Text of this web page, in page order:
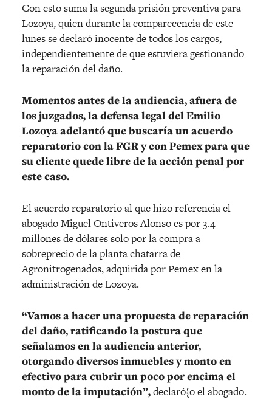
Con esto suma la segunda prisión preventiva para
Lozoya, quien durante la comparecencia de este
lunes se declaró inocente de todos los cargos,
independientemente de que estuviera gestionando
la reparación del daño.
Momentos antes de la audiencia, afuera de
los juzgados, la defensa legal del Emilio
Lozoya adelantó que buscaría un acuerdo
reparatorio con la FGR y con Pemex para que
su cliente quede libre de la acción penal por
este caso.
El acuerdo reparatorio al que hizo referencia el
abogado Miguel Ontiveros Alonso es por 3.4
millones de dólares solo por la compra a
sobreprecio de la planta chatarra de
Agronitrogenados, adquirida por Pemex en la
administración de Lozoya.
“Vamos a hacer una propuesta de reparación
del daño, ratificando la postura que
señalamos en la audiencia anterior,
otorgando diversos inmuebles y monto en
efectivo para cubrir un poco por encima el
monto de la imputación”,declaró{o el abogado.